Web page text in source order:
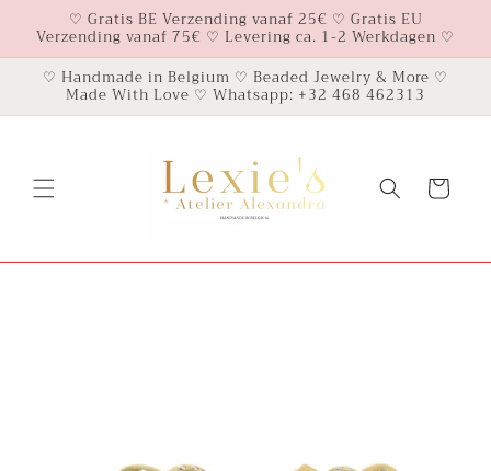
Skip to
content
♡ Gratis BE Verzending vanaf 25€ ♡ Gratis EU
Verzending vanaf 75€ ♡ Levering ca. 1-2 Werkdagen ♡
♡ Handmade in Belgium ♡ Beaded Jewelry & More ♡
Made With Love ♡ Whatsapp: +32 468 462313
Cart